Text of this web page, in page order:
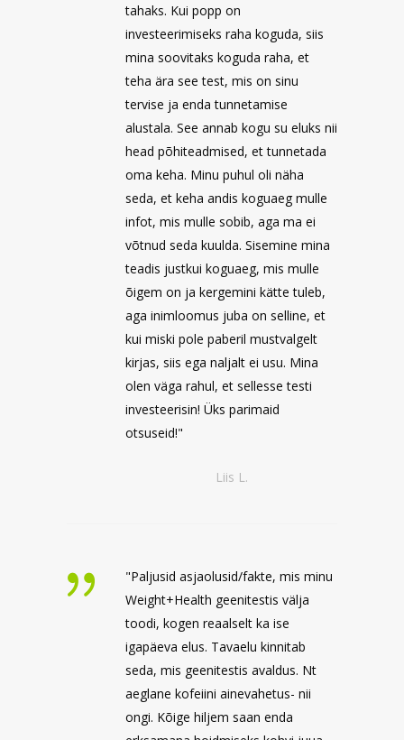
tahaks. Kui popp on
investeerimiseks raha koguda, siis
mina soovitaks koguda raha, et
teha ära see test, mis on sinu
tervise ja enda tunnetamise
alustala. See annab kogu su eluks nii
head põhiteadmised, et tunnetada
oma keha. Minu puhul oli näha
seda, et keha andis koguaeg mulle
infot, mis mulle sobib, aga ma ei
võtnud seda kuulda. Sisemine mina
teadis justkui koguaeg, mis mulle
õigem on ja kergemini kätte tuleb,
aga inimloomus juba on selline, et
kui miski pole paberil mustvalgelt
kirjas, siis ega naljalt ei usu. Mina
olen väga rahul, et sellesse testi
investeerisin! Üks parimaid
otsuseid!"
Liis L.
"Paljusid asjaolusid/fakte, mis minu
Weight+Health geenitestis välja
toodi, kogen reaalselt ka ise
igapäeva elus. Tavaelu kinnitab
seda, mis geenitestis avaldus. Nt
aeglane kofeiini ainevahetus- nii
ongi. Kõige hiljem saan enda